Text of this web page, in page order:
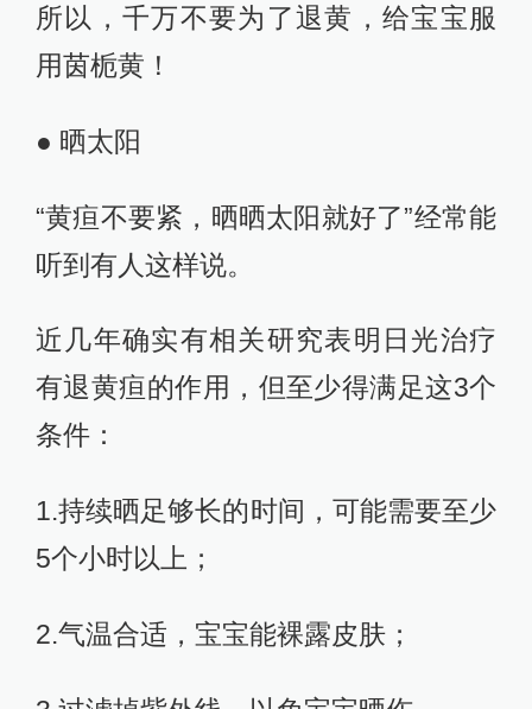
所以，千万不要为了退黄，给宝宝服
用茵栀黄！
● 晒太阳
“黄疸不要紧，晒晒太阳就好了”经常能
听到有人这样说。
近几年确实有相关研究表明日光治疗
有退黄疸的作用，但至少得满足这3个
条件：
1.持续晒足够长的时间，可能需要至少
5个小时以上；
2.气温合适，宝宝能裸露皮肤；